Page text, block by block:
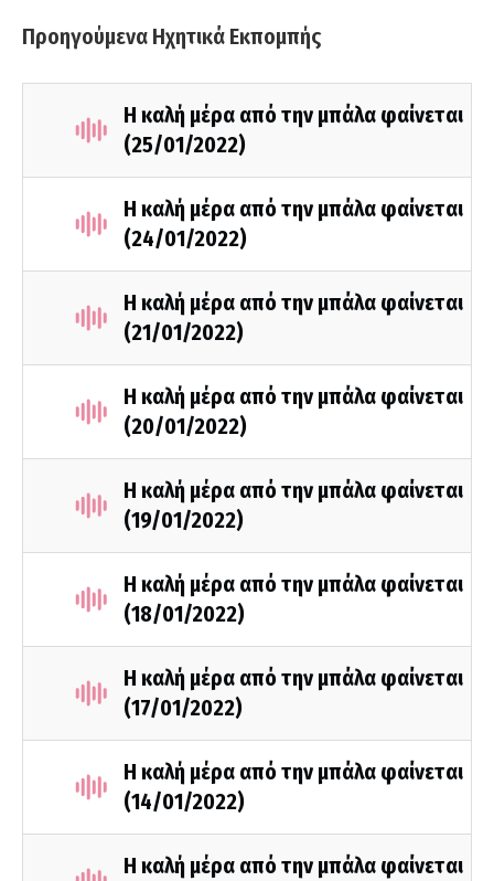
Προηγούμενα Ηχητικά Εκπομπής
Η καλή μέρα από την μπάλα φαίνεται
(25/01/2022)
Η καλή μέρα από την μπάλα φαίνεται
(24/01/2022)
Η καλή μέρα από την μπάλα φαίνεται
(21/01/2022)
Η καλή μέρα από την μπάλα φαίνεται
(20/01/2022)
Η καλή μέρα από την μπάλα φαίνεται
(19/01/2022)
Η καλή μέρα από την μπάλα φαίνεται
(18/01/2022)
Η καλή μέρα από την μπάλα φαίνεται
(17/01/2022)
Η καλή μέρα από την μπάλα φαίνεται
(14/01/2022)
Η καλή μέρα από την μπάλα φαίνεται